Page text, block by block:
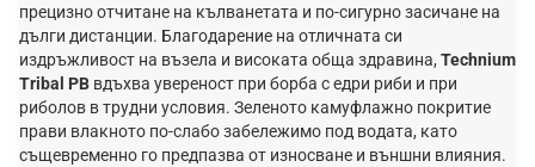
прецизно отчитане на кълванетата и по-сигурно засичане на
дълги дистанции. Благодарение на отличната си
издръжливост на възела и високата обща здравина, Technium
Tribal PB вдъхва увереност при борба с едри риби и при
риболов в трудни условия. Зеленото камуфлажно покритие
прави влакното по-слабо забележимо под водата, като
същевременно го предпазва от износване и външни влияния.